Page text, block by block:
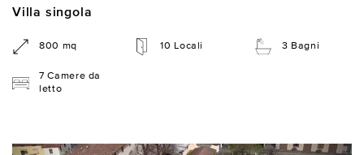
Villa singola
800 mq 10 Locali 3 Bagni
7 Camere da
letto